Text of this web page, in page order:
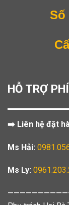
Số
HỖ TRỢ
➡️ Liên hệ đặt
Ms Hải:
Ms Ly: